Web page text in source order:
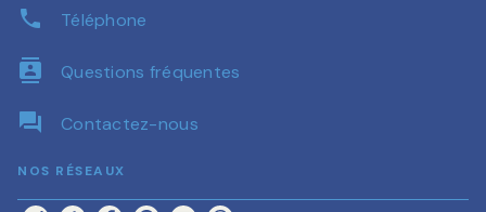
phone Téléphone
contacts Questions fréquentes
question_answer Contactez-nous
NOS RÉSEAUX